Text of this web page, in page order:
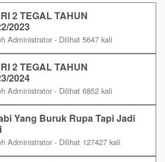
2 TEGAL TAHUN
2023
Administrator - Dilihat 5647 kali
2 TEGAL TAHUN
2024
Administrator - Dilihat 6852 kali
Yang Buruk Rupa Tapi Jadi
Administrator - Dilihat 127427 kali